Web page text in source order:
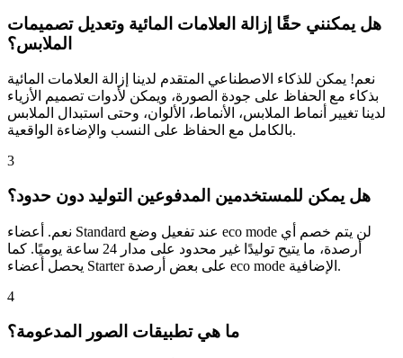
هل يمكنني حقًا إزالة العلامات المائية وتعديل تصميمات
الملابس؟
نعم! يمكن للذكاء الاصطناعي المتقدم لدينا إزالة العلامات المائية
بذكاء مع الحفاظ على جودة الصورة، ويمكن لأدوات تصميم الأزياء
لدينا تغيير أنماط الملابس، الأنماط، الألوان، وحتى استبدال الملابس
بالكامل مع الحفاظ على النسب والإضاءة الواقعية.
3
هل يمكن للمستخدمين المدفوعين التوليد دون حدود؟
نعم. أعضاء Standard عند تفعيل وضع eco mode لن يتم خصم أي
أرصدة، ما يتيح توليدًا غير محدود على مدار 24 ساعة يوميًا. كما
يحصل أعضاء Starter على بعض أرصدة eco mode الإضافية.
4
ما هي تطبيقات الصور المدعومة؟